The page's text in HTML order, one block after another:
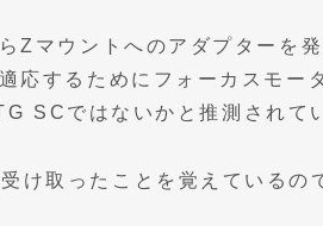
Zマウントへのアダプターを
応するためにフォーカスモー
SCではないかと推測されて
け取ったことを覚えているの